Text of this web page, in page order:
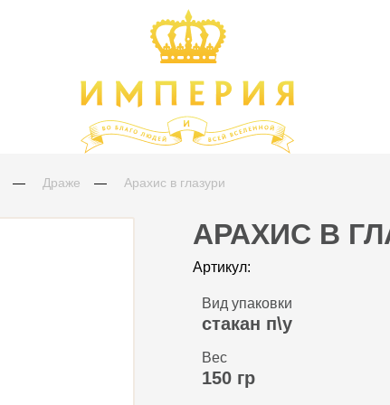
Драже Арахис в глазури
АРАХИС В
Артикул:
Вид упаковки
стакан п\у
Вес
150 гр